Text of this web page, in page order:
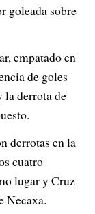
goleada sobre
empatado en
de goles
derrota de
derrotas en la
cuatro
lugar y Cruz
Necaxa.